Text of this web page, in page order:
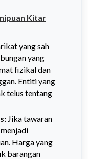
Kitar
yang sah
yang
fizikal dan
Entiti yang
telus tentang
Jika tawaran
Harga yang
barangan